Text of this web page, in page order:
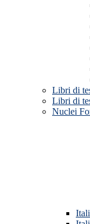
Libri di
Libri di
Nuclei